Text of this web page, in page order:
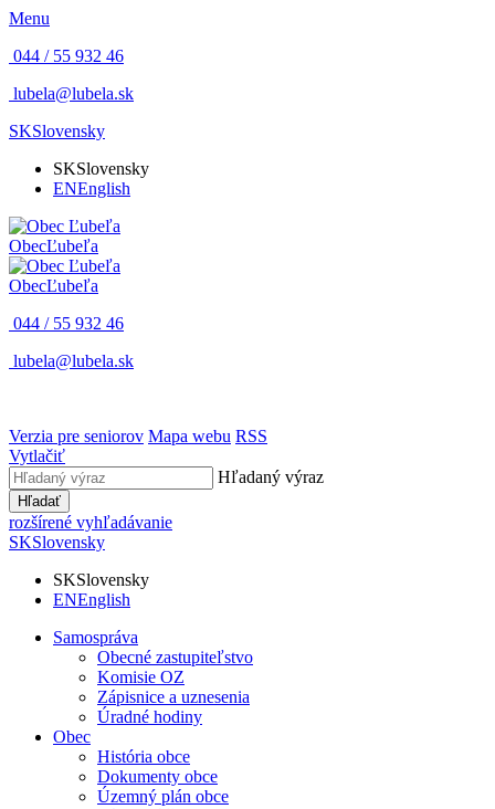
Menu
044 / 55 932 46
lubela@lubela.sk
SKSlovensky
SKSlovensky
ENEnglish
ObecĽubeľa
ObecĽubeľa
044 / 55 932 46
lubela@lubela.sk
Verzia pre seniorov Mapa webu RSS
Vytlačiť
Hľadaný výraz
Hľadať
rozšírené vyhľadávanie
SKSlovensky
SKSlovensky
ENEnglish
Samospráva
Obecné zastupiteľstvo
Komisie OZ
Zápisnice a uznesenia
Úradné hodiny
Obec
História obce
Dokumenty obce
Územný plán obce